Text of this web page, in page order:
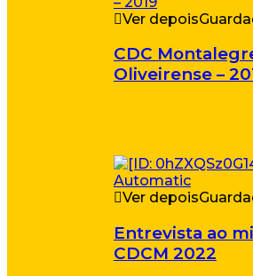
Ver depois
CDC
Oliveirense –
Ver depois
Entrevista ao
CDCM 2022